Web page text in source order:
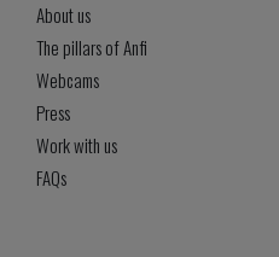
About us
The pillars of Anfi
Webcams
Press
Work with us
FAQs